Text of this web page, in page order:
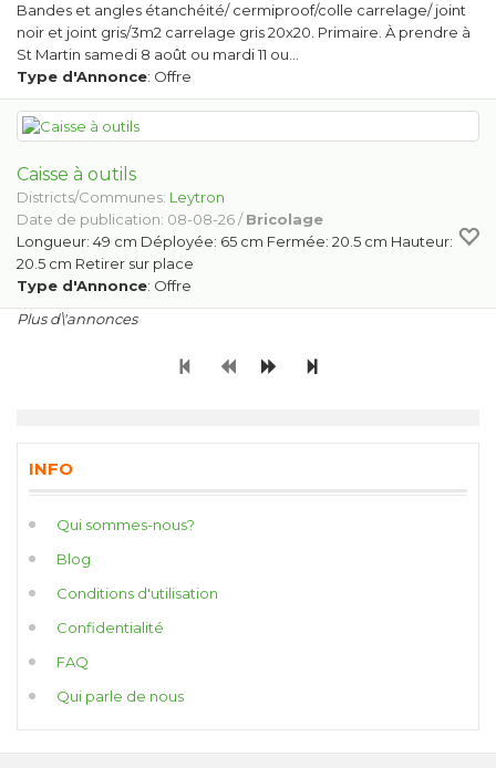
Bandes et angles étanchéité/ cermiproof/colle carrelage/ joint
noir et joint gris/3m2 carrelage gris 20x20. Primaire. À prendre à
St Martin samedi 8 août ou mardi 11 ou…
Type d'Annonce: Offre
Caisse à outils
Districts/Communes: Leytron
Date de publication: 08-08-26 /Bricolage
Longueur: 49 cm Déployée: 65 cm Fermée: 20.5 cm Hauteur:
20.5 cm Retirer sur place
Type d'Annonce: Offre
Plus d\'annonces
INFO
Qui sommes-nous?
Blog
Conditions d'utilisation
Confidentialité
FAQ
Qui parle de nous